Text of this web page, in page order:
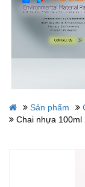
Sản phẩm
Chai nhựa